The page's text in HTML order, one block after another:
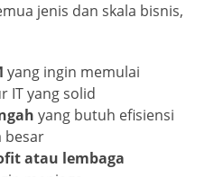
jenis dan skala bisnis,
yang ingin memulai
IT yang solid
yang butuh efisiensi
besar
atau lembaga